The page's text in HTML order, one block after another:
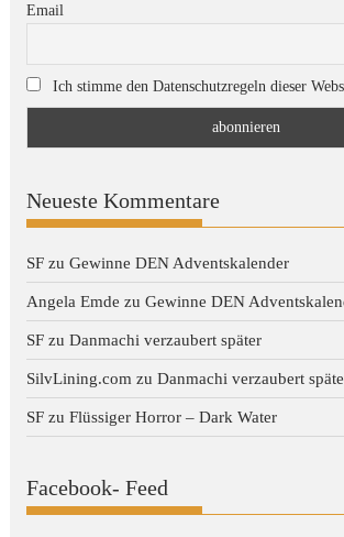
Email
Ich stimme den Datenschutzregeln dieser
Neueste Kommentare
SF zuGewinne DEN Adventskalender
Angela Emde zuGewinne DEN
SF zuDanmachi verzaubert später
SilvLining.com zuDanmachi verzaubert
SF zuFlüssiger Horror – Dark Water
Facebook- Feed